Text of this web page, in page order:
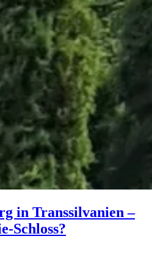
in Transsilvanien –
Schloss?